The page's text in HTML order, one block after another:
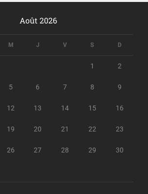
Août 2026
M J V S D
1 2
5 6 7 8 9
12 13 14 15 16
19 20 21 22 23
26 27 28 29 30